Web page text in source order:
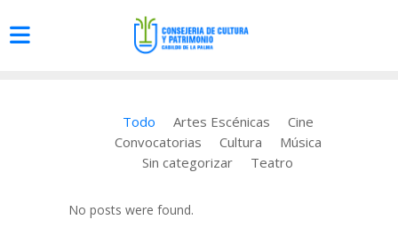
Todo Artes Escénicas
Cine
Convocatorias
Cultura
Música
Sin categorizar
Teatro
No posts were found.